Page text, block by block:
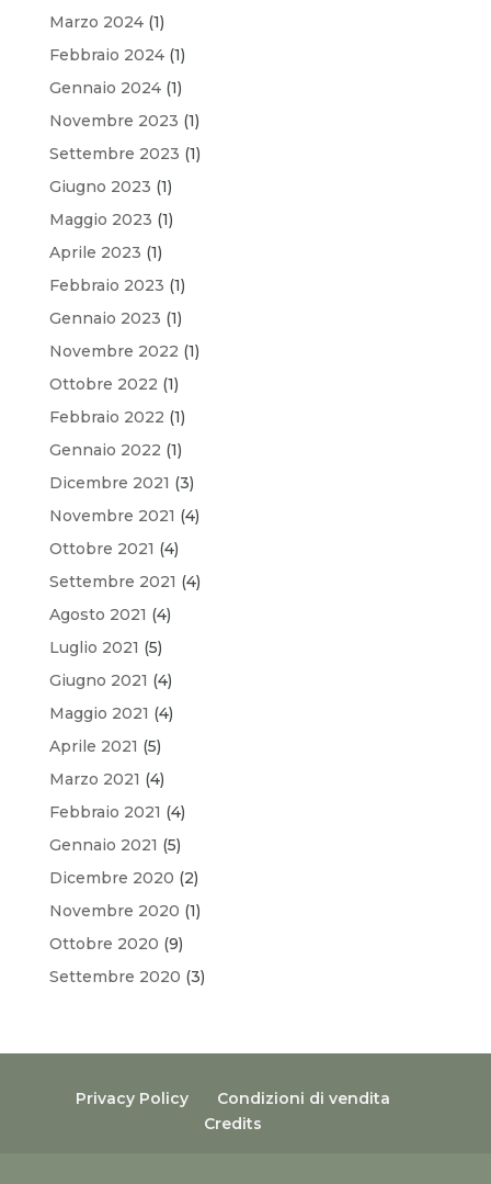
Marzo 2024(1)
Febbraio 2024(1)
Gennaio 2024(1)
Novembre 2023 (1)
Settembre 2023 (1)
Giugno 2023 (1)
Maggio 2023 (1)
Aprile 2023 (1)
Febbraio 2023 (1)
Gennaio 2023 (1)
Novembre 2022 (1)
Ottobre 2022 (1)
Febbraio 2022 (1)
Gennaio 2022 (1)
Dicembre 2021 (3)
Novembre 2021 (4)
Ottobre 2021 (4)
Settembre 2021 (4)
Agosto 2021 (4)
Luglio 2021 (5)
Giugno 2021 (4)
Maggio 2021 (4)
Aprile 2021 (5)
Marzo 2021 (4)
Febbraio 2021 (4)
Gennaio 2021 (5)
Dicembre 2020 (2)
Novembre 2020 (1)
Ottobre 2020 (9)
Settembre 2020 (3)
Privacy Policy
Condizioni di vendita
Credits